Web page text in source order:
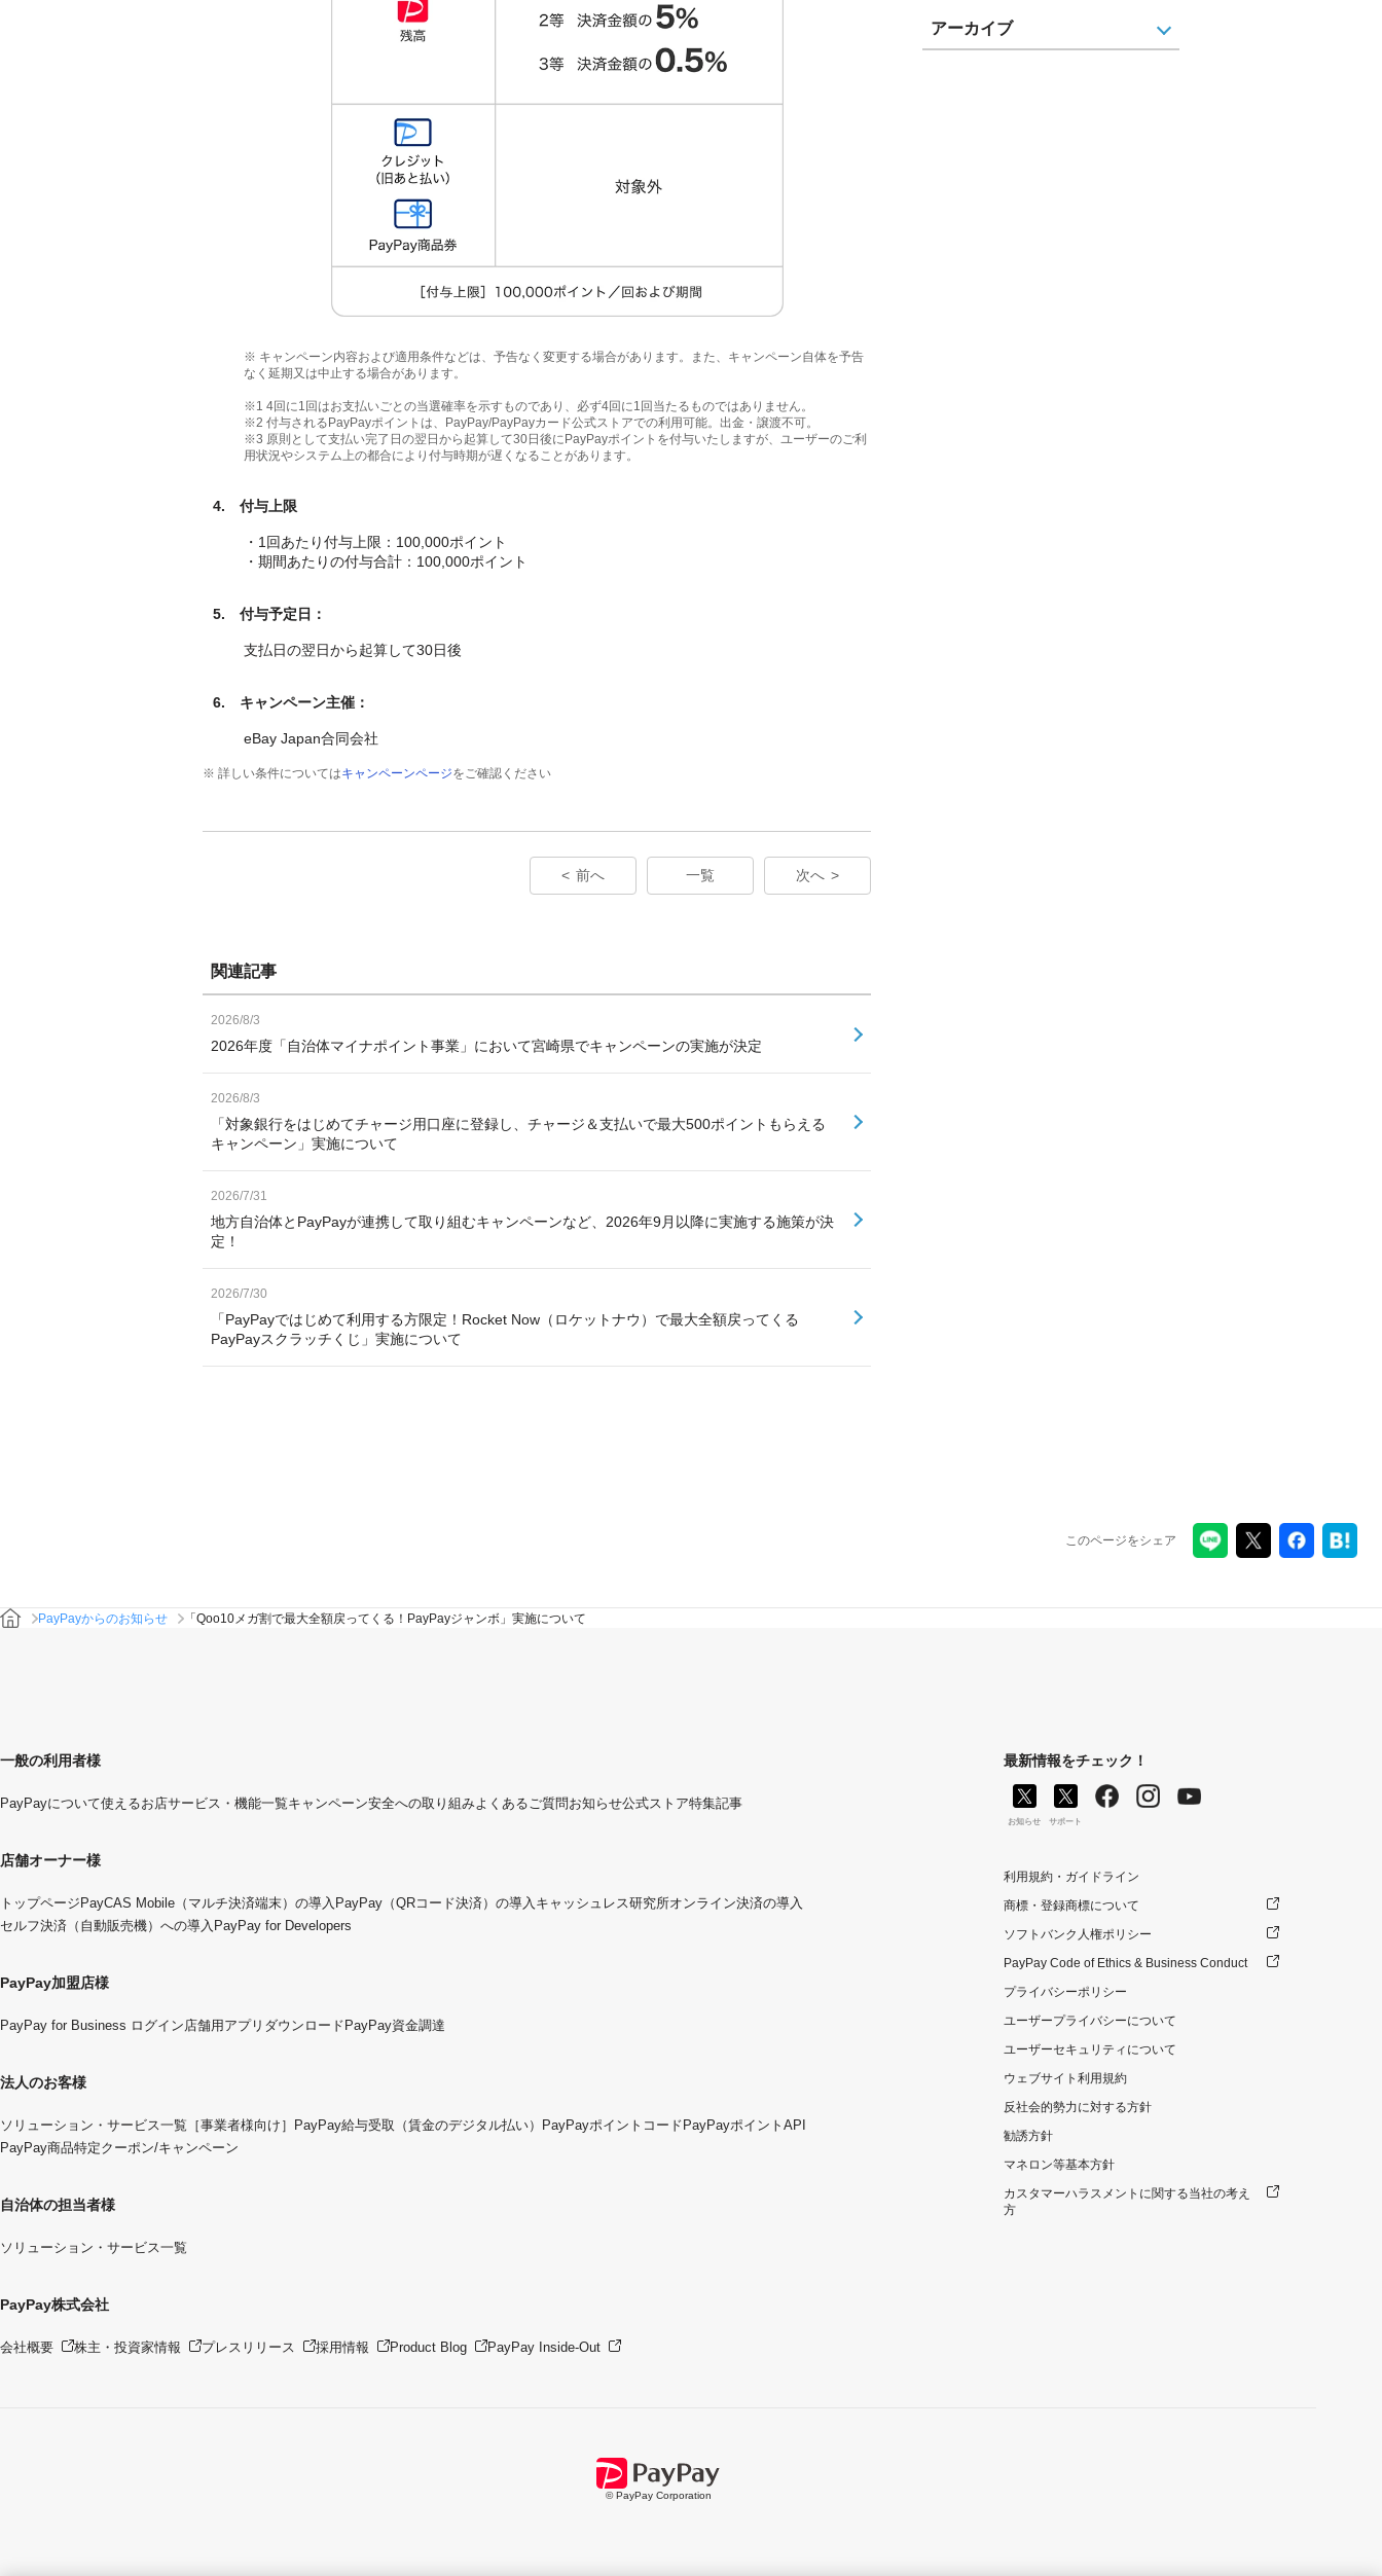
※ キャンペーン内容および適用条件などは、予告なく変更する場合があります。また、キャンペーン自体を予告
なく延期又は中止する場合があります。
※1 4回に1回はお支払いごとの当選確率を示すものであり、必ず4回に1回当たるものではありません。
※2 付与されるPayPayポイントは、PayPay/PayPayカード公式ストアでの利用可能。出金・譲渡不可。
※3 原則として支払い完了日の翌日から起算して30日後にPayPayポイントを付与いたしますが、ユーザーのご利
用状況やシステム上の都合により付与時期が遅くなることがあります。
4. 付与上限
・1回あたり付与上限：100,000ポイント
・期間あたりの付与合計：100,000ポイント
5. 付与予定日：
支払日の翌日から起算して30日後
6. キャンペーン主催：
eBay Japan合同会社
※ 詳しい条件についてはキャンペーンページをご確認ください
前へ 一覧 次へ
関連記事
2026/8/3
2026年度「自治体マイナポイント事業」において宮崎県でキャンペーンの実施が決定
2026/8/3
「対象銀行をはじめてチャージ用口座に登録し、チャージ＆支払いで最大500ポイントもらえる
キャンペーン」実施について
2026/7/31
地方自治体とPayPayが連携して取り組むキャンペーンなど、2026年9月以降に実施する施策が決
定！
2026/7/30
「PayPayではじめて利用する方限定！Rocket Now（ロケットナウ）で最大全額戻ってくる
PayPayスクラッチくじ」実施について
アーカイブ
このページをシェア
PayPayからのお知らせ 「Qoo10メガ割で最大全額戻ってくる！PayPayジャンボ」実施について
一般の利用者様
PayPayについて使えるお店サービス・機能一覧キャンペーン安全への取り組みよくあるご質問お知らせ公式ストア特集記事
店舗オーナー様
トップページ PayCAS Mobile（マルチ決済端末）の導入 PayPay（QRコード決済）の導入 キャッシュレス研究所オンライン決済の導入
セルフ決済（自動販売機）への導入 PayPay for Developers
PayPay加盟店様
PayPay for Business ログイン店舗用アプリダウンロード PayPay資金調達
法人のお客様
ソリューション・サービス一覧 ［事業者様向け］PayPay給与受取（賃金のデジタル払い） PayPayポイントコード PayPayポイントAPI
PayPay商品特定クーポン/キャンペーン
自治体の担当者様
ソリューション・サービス一覧
PayPay株式会社
会社概要 株主・投資家情報 プレスリリース 採用情報 Product Blog PayPay Inside-Out
最新情報をチェック！
お知らせ サポート
利用規約・ガイドライン
商標・登録商標について
ソフトバンク人権ポリシー
PayPay Code of Ethics & Business Conduct
プライバシーポリシー
ユーザープライバシーについて
ユーザーセキュリティについて
ウェブサイト利用規約
反社会的勢力に対する方針
勧誘方針
マネロン等基本方針
カスタマーハラスメントに関する当社の考え
方
© PayPay Corporation